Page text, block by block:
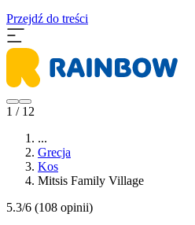
Przejdź do treści
1 / 12
...
Grecja
Kos
Mitsis Family Village
5.3/6 (108 opinii)